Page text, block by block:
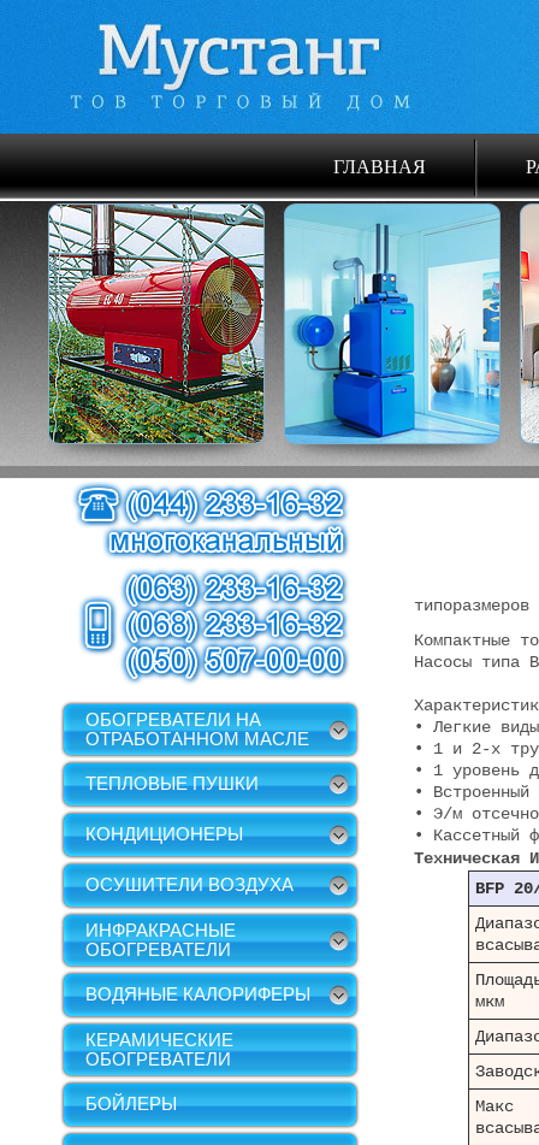
ГЛАВНАЯ
ОБОГРЕВАТЕЛИ НА
ОТРАБОТАННОМ МАСЛЕ
ТЕПЛОВЫЕ ПУШКИ
КОНДИЦИОНЕРЫ
ОСУШИТЕЛИ ВОЗДУХА
ИНФРАКРАСНЫЕ
ОБОГРЕВАТЕЛИ
ВОДЯНЫЕ КАЛОРИФЕРЫ
КЕРАМИЧЕСКИЕ
ОБОГРЕВАТЕЛИ
БОЙЛЕРЫ
Компактные
Насосы типа
• Легкие
• 1 и 2-х
• 1 уровень
• Встроенный
• Э/м
• Кассетный
Техническая
BFP
мкм